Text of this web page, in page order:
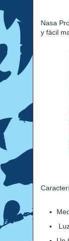
Nasa
y fácil